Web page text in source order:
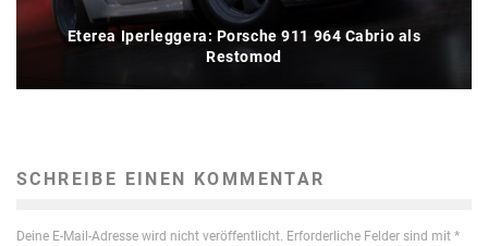
Eterea Iperleggera: Porsche 911 964 Cabrio als
Restomod
SCHREIBE EINEN KOMMENTAR
Deine E-Mail-Adresse wird nicht veröffentlicht. Erforderliche Felder sind mit *